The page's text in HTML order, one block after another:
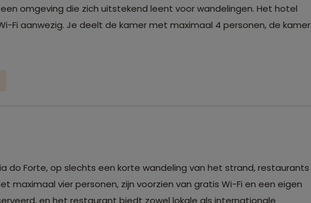
omgeving die zich uitstekend leent voor wandelingen. Het hotel
Fi aanwezig. Je deelt de kamer met maximaal 4 personen, de kamer
do Forte, op slechts een korte wandeling van het strand, restaurants
maximaal vier personen, zijn voorzien van gratis Wi-Fi en een eigen
en het restaurant biedt zowel lokale als internationale